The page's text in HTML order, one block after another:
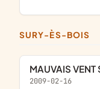
SURY-ÈS-BOIS
MAUVAIS
2009-02-16